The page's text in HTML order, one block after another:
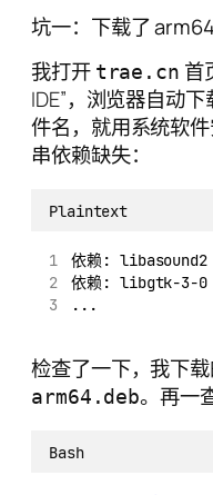
坑一：下载了
我打开 trae.cn 首
IDE”，浏览器自动
件名，就用系统软
串依赖缺失：
Plaintext
依赖:
依赖: libgtk-3-
...
检查了一下，我下
arm64.deb。再一
Bash